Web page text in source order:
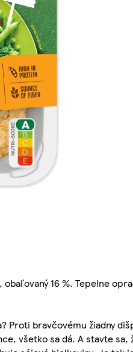
16 %. Tepelne
Proti bravčovému žiadny
všetko sa dá. A stavte sa,